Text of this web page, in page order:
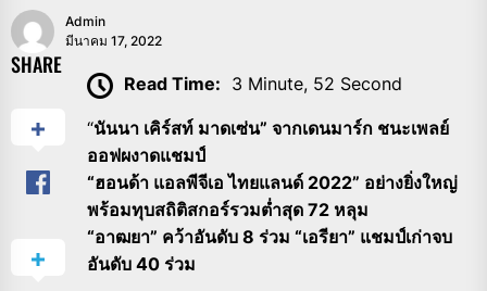
Admin
มีนาคม 17, 2022
SHARE
Read Time: 3 Minute, 52 Second
“นันนา เคิร์สท์ มาดเซ่น” จากเดนมาร์ก ชนะเพลย์
ออฟผงาดแชมป์
“ฮอนด้า แอลพีจีเอ ไทยแลนด์ 2022” อย่างยิ่งใหญ่
พร้อมทุบสถิติสกอร์รวมต่ำสุด 72 หลุม
“อาฒยา” คว้าอันดับ 8 ร่วม “เอรียา” แชมป์เก่าจบ
อันดับ 40 ร่วม